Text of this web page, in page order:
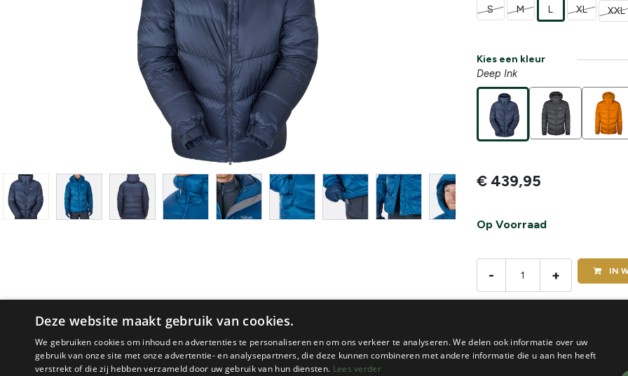
S
M L XL XXL
Kies een kleur
Deep Ink
€ 439,95
Op Voorraad
- + IN
Deze website maakt gebruik van cookies.
We gebruiken cookies om inhoud en advertenties te personaliseren en om ons verkeer te analyseren. We delen ook informatie over uw
gebruik van onze site met onze advertentie- en analysepartners, die deze kunnen combineren met andere informatie die u aan hen heeft
verstrekt of die zij hebben verzameld door uw gebruik van hun diensten. Lees verder